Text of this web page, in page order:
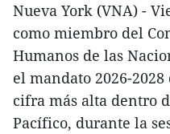
Nueva York (VNA) -
como miembro del
Humanos de las
el mandato 2026-
cifra más alta dentro
Pacífico, durante la